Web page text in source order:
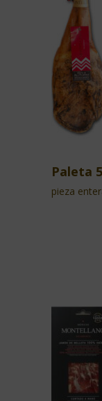
Paleta
pieza